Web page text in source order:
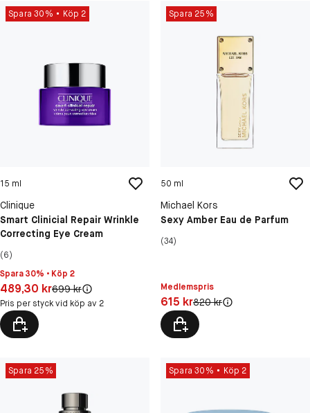
Spara 30% Köp 2
15 ml
Clinique
Smart Clinicial Repair Wrinkle
Correcting Eye Cream
(6)
Spara 30% • Köp 2
Pris: 489,30 kr
489,30 krOriginal pris:
699 kr
Pris per styck vid köp av 2
Spara 25%
50 ml
Michael Kors
Sexy Amber Eau de Parfum
(34)
Medlemspris
Pris: 615 kr
615 krOriginal pris:
820 kr
Spara 25% Spara 30% Köp 2